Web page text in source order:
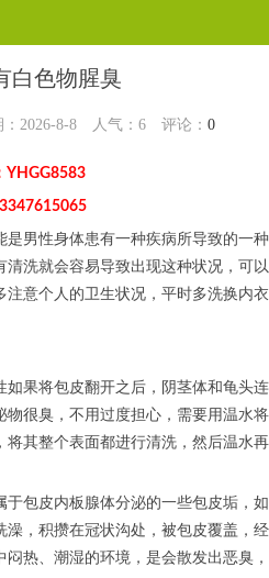
白色物腥臭
2026-8-8 人气： 6评论： 0
YHGG8583
男性身体患有一种疾病所导致的一种
洗就会容易导致出现这种状况，可以
意个人的卫生状况，平时多洗换内衣
果将包皮翻开之后，阴茎体和龟头连
很臭，不用过度担心，需要用温水将
其整个表面都进行清洗，然后温水再
于包皮内板腺体分泌的一些包皮垢，如
，积攒在冠状沟处，被包皮覆盖，经
热、潮湿的环境，是会散发出恶臭，